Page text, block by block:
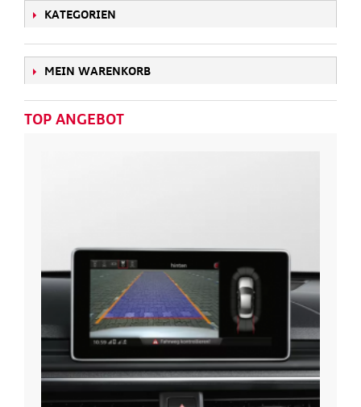
KATEGORIEN
MEIN WARENKORB
TOP ANGEBOT